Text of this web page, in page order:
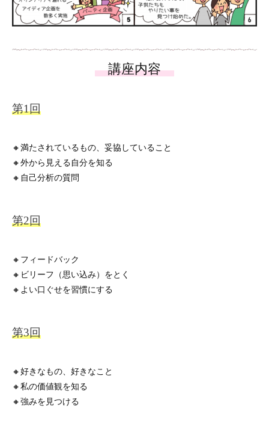
🔸満たされているもの、妥協していること
🔸外から見える自分を知る
🔸自己分析の質問
🔸フィードバック
🔸ビリーフ（思い込み）をとく
🔸よい口ぐせを習慣にする
🔸好きなもの、好きなこと
🔸私の価値観を知る
🔸強みを見つける